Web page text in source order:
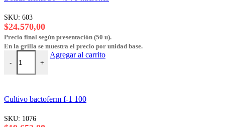
SKU: 603
$24.570,00
Precio final según presentación (50 u).
En la grilla se muestra el precio por unidad base.
-
Bolsas cristal 30x40 75 micrones cantidad
+
Agregar al carrito
Cultivo bactoferm f-1 100
SKU: 1076